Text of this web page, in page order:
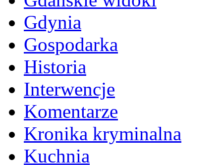
Gdynia
Gospodarka
Historia
Interwencje
Komentarze
Kronika kryminalna
Kuchnia